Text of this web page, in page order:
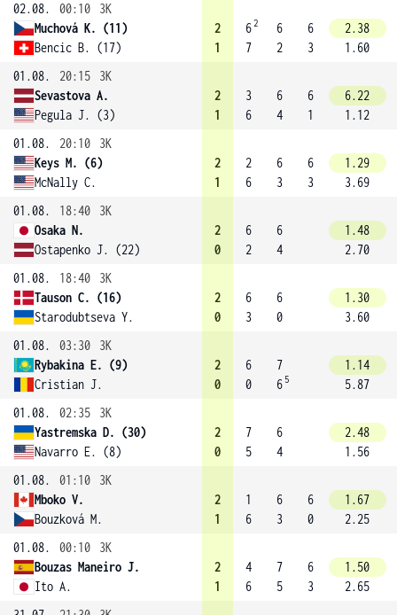
02.08.
00:10
3K
Muchová K. (11)
Bencic B. (17)
2
1
62
7
6
2
6
3
2.38
1.60
01.08.
20:15
3K
Sevastova A.
Pegula J. (3)
2
1
3
6
6
4
6
1
6.22
1.12
01.08.
20:10
3K
Keys M. (6)
McNally C.
2
1
2
6
6
3
6
3
1.29
3.69
01.08.
18:40
3K
Osaka N.
Ostapenko J. (22)
2
0
6
2
6
4
1.48
2.70
01.08.
18:40
3K
Tauson C. (16)
Starodubtseva Y.
2
0
6
3
6
0
1.30
3.60
01.08.
03:30
3K
Rybakina E. (9)
Cristian J.
2
0
6
0
7
6 5
1.14
5.87
01.08.
02:35
3K
Yastremska D. (30)
Navarro E. (8)
2
0
7
5
6
4
2.48
1.56
01.08.
01:10
3K
Mboko V.
Bouzková M.
2
1
1
6
6
3
6
0
1.67
2.25
01.08.
00:10
3K
Bouzas Maneiro J.
Ito A.
2
1
4
6
7
5
6
3
1.50
2.65